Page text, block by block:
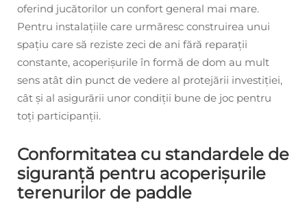
oferind jucătorilor un confort general mai mare.
Pentru instalațiile care urmăresc construirea unui
spațiu care să reziste zeci de ani fără reparații
constante, acoperișurile în formă de dom au mult
sens atât din punct de vedere al protejării investiției,
cât și al asigurării unor condiții bune de joc pentru
toți participanții.
Conformitatea cu standardele de
siguranță pentru acoperișurile
terenurilor de paddle